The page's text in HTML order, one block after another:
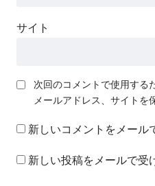
サイト
次回のコメントで使用する
メールアドレス、サイトを
新しいコメントをメール
新しい投稿をメールで受